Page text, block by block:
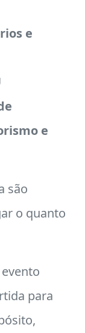
e
e
são
o quanto
para